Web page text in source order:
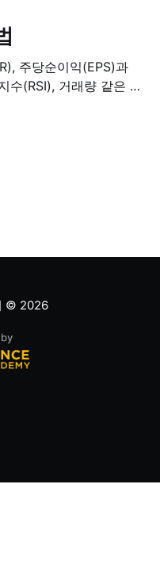
주당순이익(EPS)과
수(RSI), 거래량 같은 기
정입니다. 하나의 지표
© 2026